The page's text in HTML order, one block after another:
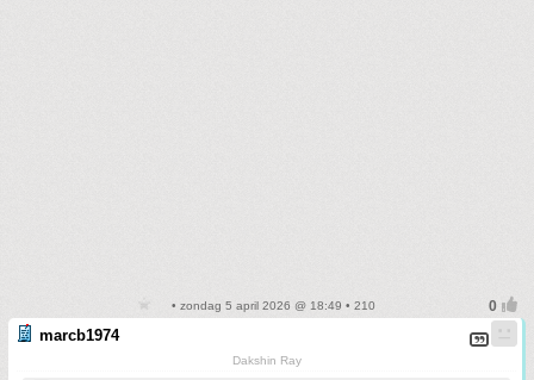
• zondag 5 april 2026 @ 18:49 • 210
marcb1974
Dakshin Ray